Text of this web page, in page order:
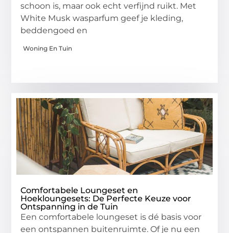
schoon is, maar ook echt verfijnd ruikt. Met
White Musk wasparfum geef je kleding,
beddengoed en
Woning En Tuin
Comfortabele Loungeset en
Hoekloungesets: De Perfecte Keuze voor
Ontspanning in de Tuin
Een comfortabele loungeset is dé basis voor
een ontspannen buitenruimte. Of je nu een